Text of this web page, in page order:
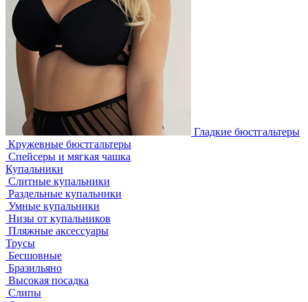
Гладкие бюстгальтеры
Кружевные бюстгальтеры
Спейсеры и мягкая чашка
Купальники
Слитные купальники
Раздельные купальники
Умные купальники
Низы от купальников
Пляжные аксессуары
Трусы
Бесшовные
Бразильяно
Высокая посадка
Слипы